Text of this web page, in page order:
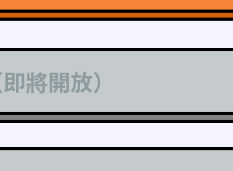
將開放）